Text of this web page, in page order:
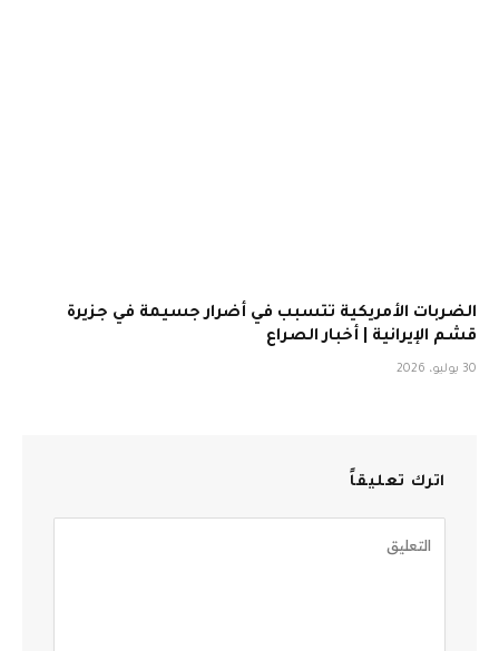
الضربات الأمريكية تتسبب في أضرار جسيمة في جزيرة
قشم الإيرانية | أخبار الصراع
30 يوليو، 2026
اترك تعليقاً